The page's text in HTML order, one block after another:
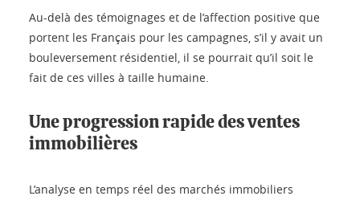
Au-delà des témoignages et de l’affection positive que
portent les Français pour les campagnes, s’il y avait un
bouleversement résidentiel, il se pourrait qu’il soit le
fait de ces villes à taille humaine.
Une progression rapide des ventes
immobilières
L’analyse en temps réel des marchés immobiliers